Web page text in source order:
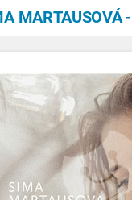
MARTAUSOVÁ-